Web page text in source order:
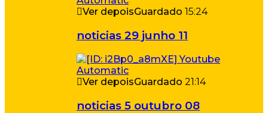
Ver depoisGuardado 15:24
noticias 29 junho 11
Ver depoisGuardado 21:14
noticias 5 outubro 08